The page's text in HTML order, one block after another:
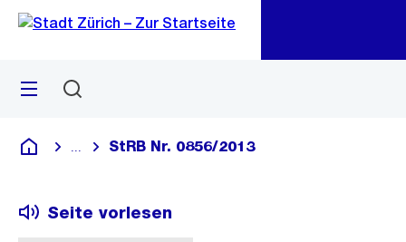
Navigation
Sprunglink
Menü
Deutsch
Blende alle Breadcrumbs ein
StRB Nr. 0856/2013
Seite vorlesen